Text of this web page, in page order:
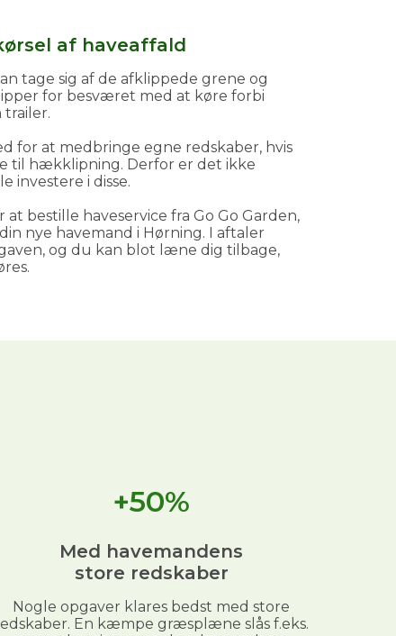
af haveaffald
tage sig af de afklippede grene og
for besværet med at køre forbi
for at medbringe egne redskaber, hvis
til hækklipning. Derfor er det ikke
investere i disse.
bestille haveservice fra Go Go Garden,
nye havemand i Hørning. I aftaler
og du kan blot læne dig tilbage,
+50%
Med havemandens
store redskaber
Nogle opgaver klares bedst med store
En kæmpe græsplæne slås f.eks.